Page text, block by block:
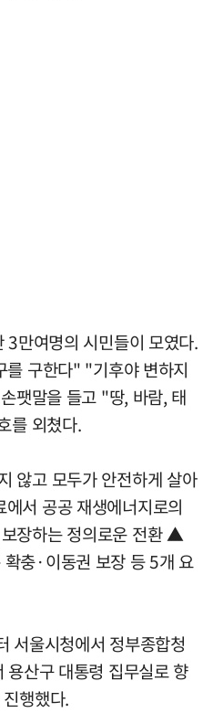
3만여명의 시민들이 모였다.
구한다" "기후야 변하지
팻말을 들고 "땅, 바람, 태
를 외쳤다.
않고 모두가 안전하게 살아
서 공공 재생에너지로의
장하는 정의로운 전환 ▲
충·이동권 보장 등 5개 요
서울시청에서 정부종합청
용산구 대통령 집무실로 향
행했다.